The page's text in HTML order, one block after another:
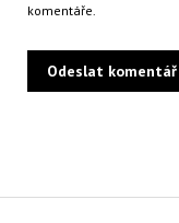
komentáře.